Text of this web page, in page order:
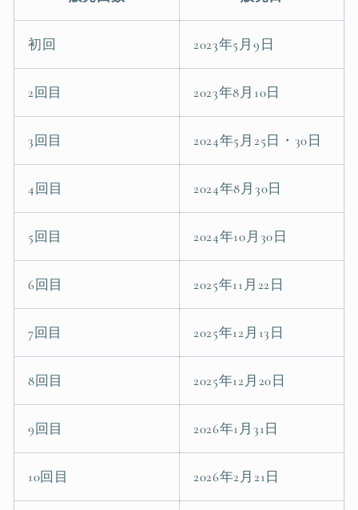
初回 2023年5月9日
2回目 2023年8月10日
3回目 2024年5月25日・30日
4回目 2024年8月30日
5回目 2024年10月30日
6回目 2025年11月22日
7回目 2025年12月13日
8回目 2025年12月20日
9回目 2026年1月31日
10回目 2026年2月21日